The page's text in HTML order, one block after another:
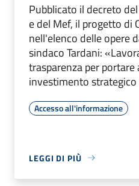
Pubblicato il decreto
e del Mef, il progetto di
nell'elenco delle opere
sindaco Tardani:
trasparenza per
investimento
Accesso all'informazione
LEGGI DI PIÙ